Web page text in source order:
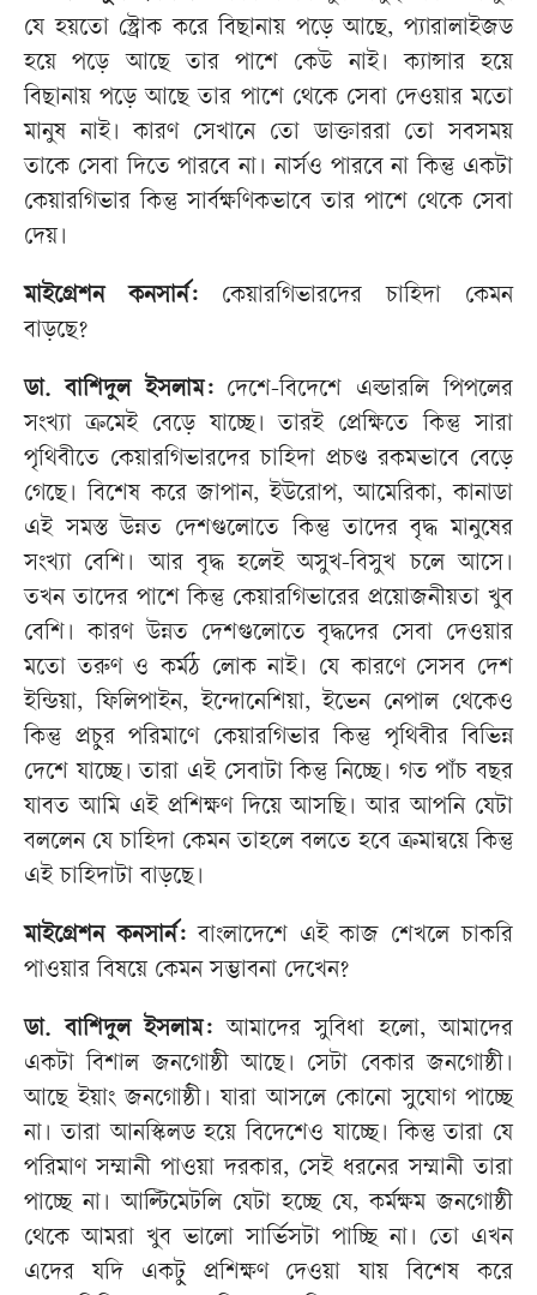
যে হয়তো স্ট্রোক করে বিছানায় পড়ে আছে, প্যারালাইজড
হয়ে পড়ে আছে তার পাশে কেউ নাই। ক্যান্সার হয়ে
বিছানায় পড়ে আছে তার পাশে থেকে সেবা দেওয়ার মতো
মানুষ নাই। কারণ সেখানে তো ডাক্তাররা তো সবসময়
তাকে সেবা দিতে পারবে না। নার্সও পারবে না কিন্তু একটা
কেয়ারগিভার কিন্তু সার্বক্ষণিকভাবে তার পাশে থেকে সেবা
দেয়।
মাইগ্রেশন কনসার্ন: কেয়ারগিভারদের চাহিদা কেমন
বাড়ছে?
ডা. বাশিদুল ইসলাম:দেশে-বিদেশে এল্ডারলি পিপলের
সংখ্যা ক্রমেই বেড়ে যাচ্ছে। তারই প্রেক্ষিতে কিন্তু সারা
পৃথিবীতে কেয়ারগিভারদের চাহিদা প্রচণ্ড রকমভাবে বেড়ে
গেছে। বিশেষ করে জাপান, ইউরোপ, আমেরিকা, কানাডা
এই সমস্ত উন্নত দেশগুলোতে কিন্তু তাদের বৃদ্ধ মানুষের
সংখ্যা বেশি। আর বৃদ্ধ হলেই অসুখ-বিসুখ চলে আসে।
তখন তাদের পাশে কিন্তু কেয়ারগিভারের প্রয়োজনীয়তা খুব
বেশি। কারণ উন্নত দেশগুলোতে বৃদ্ধদের সেবা দেওয়ার
মতো তরুণ ও কর্মঠ লোক নাই। যে কারণে সেসব দেশ
ইন্ডিয়া, ফিলিপাইন, ইন্দোনেশিয়া, ইভেন নেপাল থেকেও
কিন্তু প্রচুর পরিমাণে কেয়ারগিভার কিন্তু পৃথিবীর বিভিন্ন
দেশে যাচ্ছে। তারা এই সেবাটা কিন্তু নিচ্ছে। গত পাঁচ বছর
যাবত আমি এই প্রশিক্ষণ দিয়ে আসছি। আর আপনি যেটা
বললেন যে চাহিদা কেমন তাহলে বলতে হবে ক্রমান্বয়ে কিন্তু
এই চাহিদাটা বাড়ছে।
মাইগ্রেশন কনসার্ন:বাংলাদেশে এই কাজ শেখলে চাকরি
পাওয়ার বিষয়ে কেমন সম্ভাবনা দেখেন?
ডা. বাশিদুল ইসলাম: আমাদের সুবিধা হলো, আমাদের
একটা বিশাল জনগোষ্ঠী আছে। সেটা বেকার জনগোষ্ঠী।
আছে ইয়াং জনগোষ্ঠী। যারা আসলে কোনো সুযোগ পাচ্ছে
না। তারা আনস্কিলড হয়ে বিদেশেও যাচ্ছে। কিন্তু তারা যে
পরিমাণ সম্মানী পাওয়া দরকার, সেই ধরনের সম্মানী তারা
পাচ্ছে না। আল্টিমেটলি যেটা হচ্ছে যে, কর্মক্ষম জনগোষ্ঠী
থেকে আমরা খুব ভালো সার্ভিসটা পাচ্ছি না। তো এখন
এদের যদি একটু প্রশিক্ষণ দেওয়া যায় বিশেষ করে